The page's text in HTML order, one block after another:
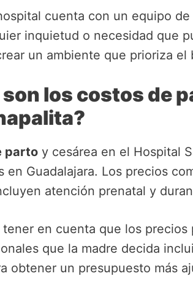
cuenta con un equipo
inquietud o necesidad que
un ambiente que prioriza
los costos de
parto y cesárea en el Hospital
en Guadalajara. Los precios
atención prenatal y
en cuenta que los
que la madre decida
obtener un presupuesto más